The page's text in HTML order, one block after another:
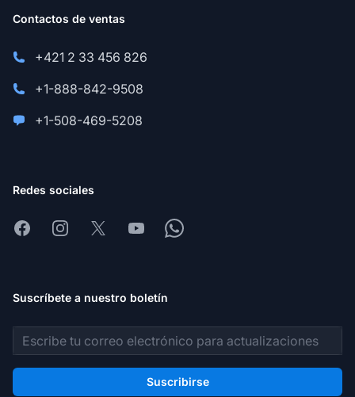
Contactos de ventas
+421 2 33 456 826
+1-888-842-9508
+1-508-469-5208
Redes sociales
FacebookInstagram
X YoutubeWhatsapp
Suscríbete a nuestro boletín
Dirección de correo electrónico
Suscribirse